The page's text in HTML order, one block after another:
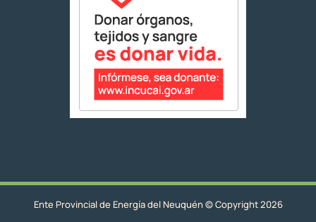
Ente Provincial de Energía del Neuquén © Copyright 2026